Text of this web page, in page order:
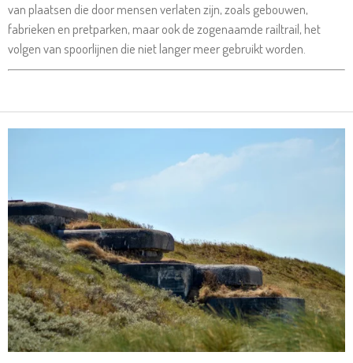
van plaatsen die door mensen verlaten zijn, zoals gebouwen,
fabrieken en pretparken, maar ook de zogenaamde railtrail, het
volgen van spoorlijnen die niet langer meer gebruikt worden.